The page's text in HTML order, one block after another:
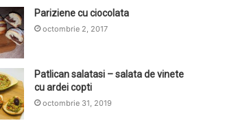
Pariziene cu ciocolata
octombrie 2, 2017
Patlican salatasi – salata de vinete
cu ardei copti
octombrie 31, 2019